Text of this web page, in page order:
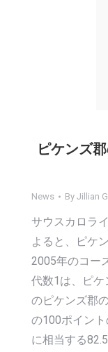
ピケンズ
News By Jillian
サウスカロラ
よると、ピケ
2005年のコー
代数1は、ピケ
のピケンズ郡
の100ポイン
に相当する